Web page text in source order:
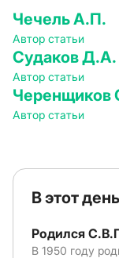
Чечель А.П.
Автор статьи
Судаков Д.А.
Автор статьи
Черенщиков
Автор статьи
В этот день
Родился
В 1950 году